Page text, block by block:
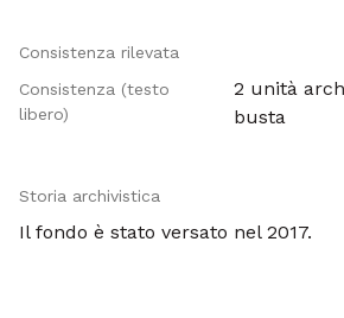
Consistenza rilevata
Consistenza (testo
libero)
2 unità
busta
Storia archivistica
Il fondo è stato versato nel 2017.